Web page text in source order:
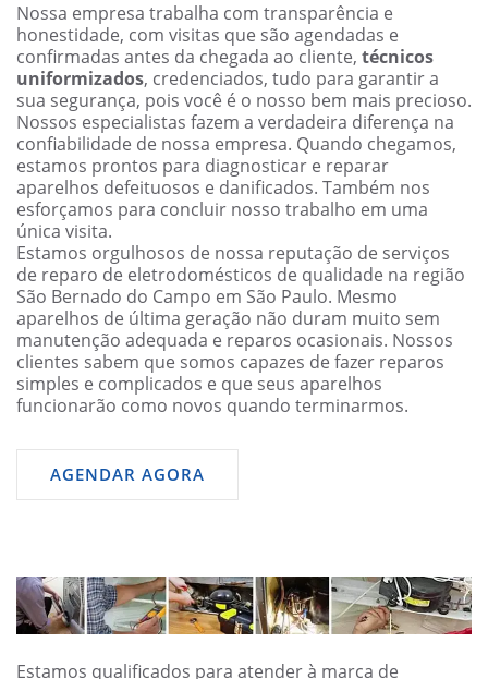
Nossa empresa trabalha com transparência e
honestidade, com visitas que são agendadas e
confirmadas antes da chegada ao cliente, técnicos
uniformizados, credenciados, tudo para garantir a
sua segurança, pois você é o nosso bem mais precioso.
Nossos especialistas fazem a verdadeira diferença na
confiabilidade de nossa empresa. Quando chegamos,
estamos prontos para diagnosticar e reparar
aparelhos defeituosos e danificados. Também nos
esforçamos para concluir nosso trabalho em uma
única visita.
Estamos orgulhosos de nossa reputação de serviços
de reparo de eletrodomésticos de qualidade na região
São Bernado do Campo em São Paulo. Mesmo
aparelhos de última geração não duram muito sem
manutenção adequada e reparos ocasionais. Nossos
clientes sabem que somos capazes de fazer reparos
simples e complicados e que seus aparelhos
funcionarão como novos quando terminarmos.
AGENDAR AGORA
Estamos qualificados para atender à marca de